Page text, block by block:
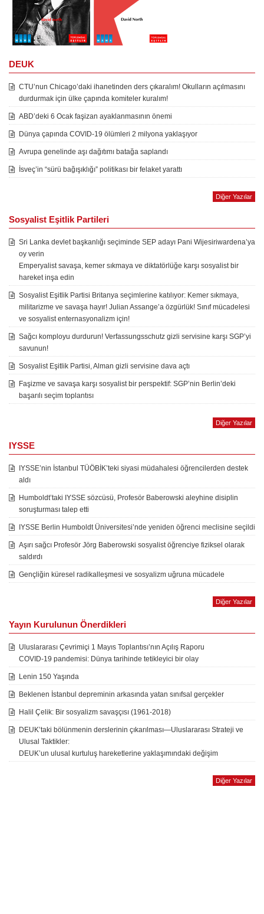
DEUK
CTU’nun Chicago’daki ihanetinden ders çıkaralım! Okulların açılmasını
durdurmak için ülke çapında komiteler kuralım!
ABD’deki 6 Ocak faşizan ayaklanmasının önemi
Dünya çapında COVID-19 ölümleri 2 milyona yaklaşıyor
Avrupa genelinde aşı dağıtımı batağa saplandı
İsveç’in “sürü bağışıklığı” politikası bir felaket yarattı
Diğer Yazılar
Sosyalist Eşitlik Partileri
Sri Lanka devlet başkanlığı seçiminde SEP adayı Pani Wijesiriwardena’ya
oy verin
Emperyalist savaşa, kemer sıkmaya ve diktatörlüğe karşı sosyalist bir
hareket inşa edin
Sosyalist Eşitlik Partisi Britanya seçimlerine katılıyor: Kemer sıkmaya,
militarizme ve savaşa hayır! Julian Assange’a özgürlük! Sınıf mücadelesi
ve sosyalist enternasyonalizm için!
Sağcı komployu durdurun! Verfassungsschutz gizli servisine karşı SGP’yi
savunun!
Sosyalist Eşitlik Partisi, Alman gizli servisine dava açtı
Faşizme ve savaşa karşı sosyalist bir perspektif: SGP’nin Berlin’deki
başarılı seçim toplantısı
Diğer Yazılar
IYSSE
IYSSE’nin İstanbul TÜÖBİK’teki siyasi müdahalesi öğrencilerden destek
aldı
Humboldt’taki IYSSE sözcüsü, Profesör Baberowski aleyhine disiplin
soruşturması talep etti
IYSSE Berlin Humboldt Üniversitesi’nde yeniden öğrenci meclisine seçildi
Aşırı sağcı Profesör Jörg Baberowski sosyalist öğrenciye fiziksel olarak
saldırdı
Gençliğin küresel radikalleşmesi ve sosyalizm uğruna mücadele
Diğer Yazılar
Yayın Kurulunun Önerdikleri
Uluslararası Çevrimiçi 1 Mayıs Toplantısı’nın Açılış Raporu
COVID-19 pandemisi: Dünya tarihinde tetikleyici bir olay
Lenin 150 Yaşında
Beklenen İstanbul depreminin arkasında yatan sınıfsal gerçekler
Halil Çelik: Bir sosyalizm savaşçısı (1961-2018)
DEUK’taki bölünmenin derslerinin çıkarılması—Uluslararası Strateji ve
Ulusal Taktikler:
DEUK’un ulusal kurtuluş hareketlerine yaklaşımındaki değişim
Diğer Yazılar